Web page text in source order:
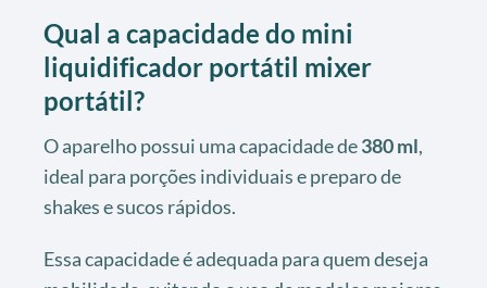
Qual a capacidade do mini
liquidificador portátil mixer
portátil?
O aparelho possui uma capacidade de380 ml,
ideal para porções individuais e preparo de
shakes e sucos rápidos.
Essa capacidade é adequada para quem deseja